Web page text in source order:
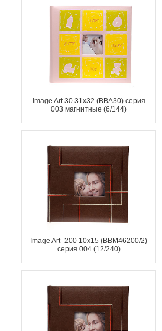
Image Art 30 31x32 (ВВА30) серия
003 магнитные (6/144)
Image Art -200 10x15 (BBM46200/2)
серия 004 (12/240)